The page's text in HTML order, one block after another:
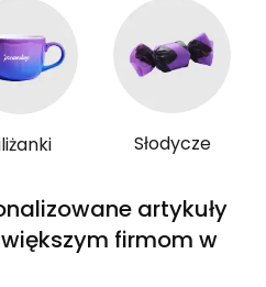
Słodycze
artykuły
firmom w